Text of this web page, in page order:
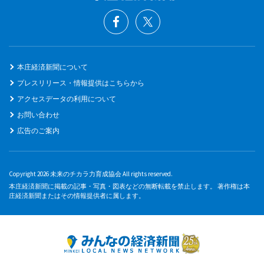
本庄経済新聞について
プレスリリース・情報提供はこちらから
アクセスデータの利用について
お問い合わせ
広告のご案内
Copyright 2026 未来のチカラ力育成協会 All rights reserved.
本庄経済新聞に掲載の記事・写真・図表などの無断転載を禁止します。 著作権は本
庄経済新聞またはその情報提供者に属します。